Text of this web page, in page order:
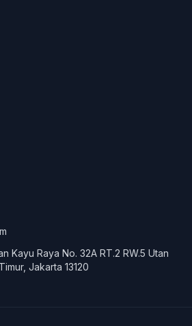
Kayu Raya No. 32A RT.2 RW.5 Utan
Jakarta 13120